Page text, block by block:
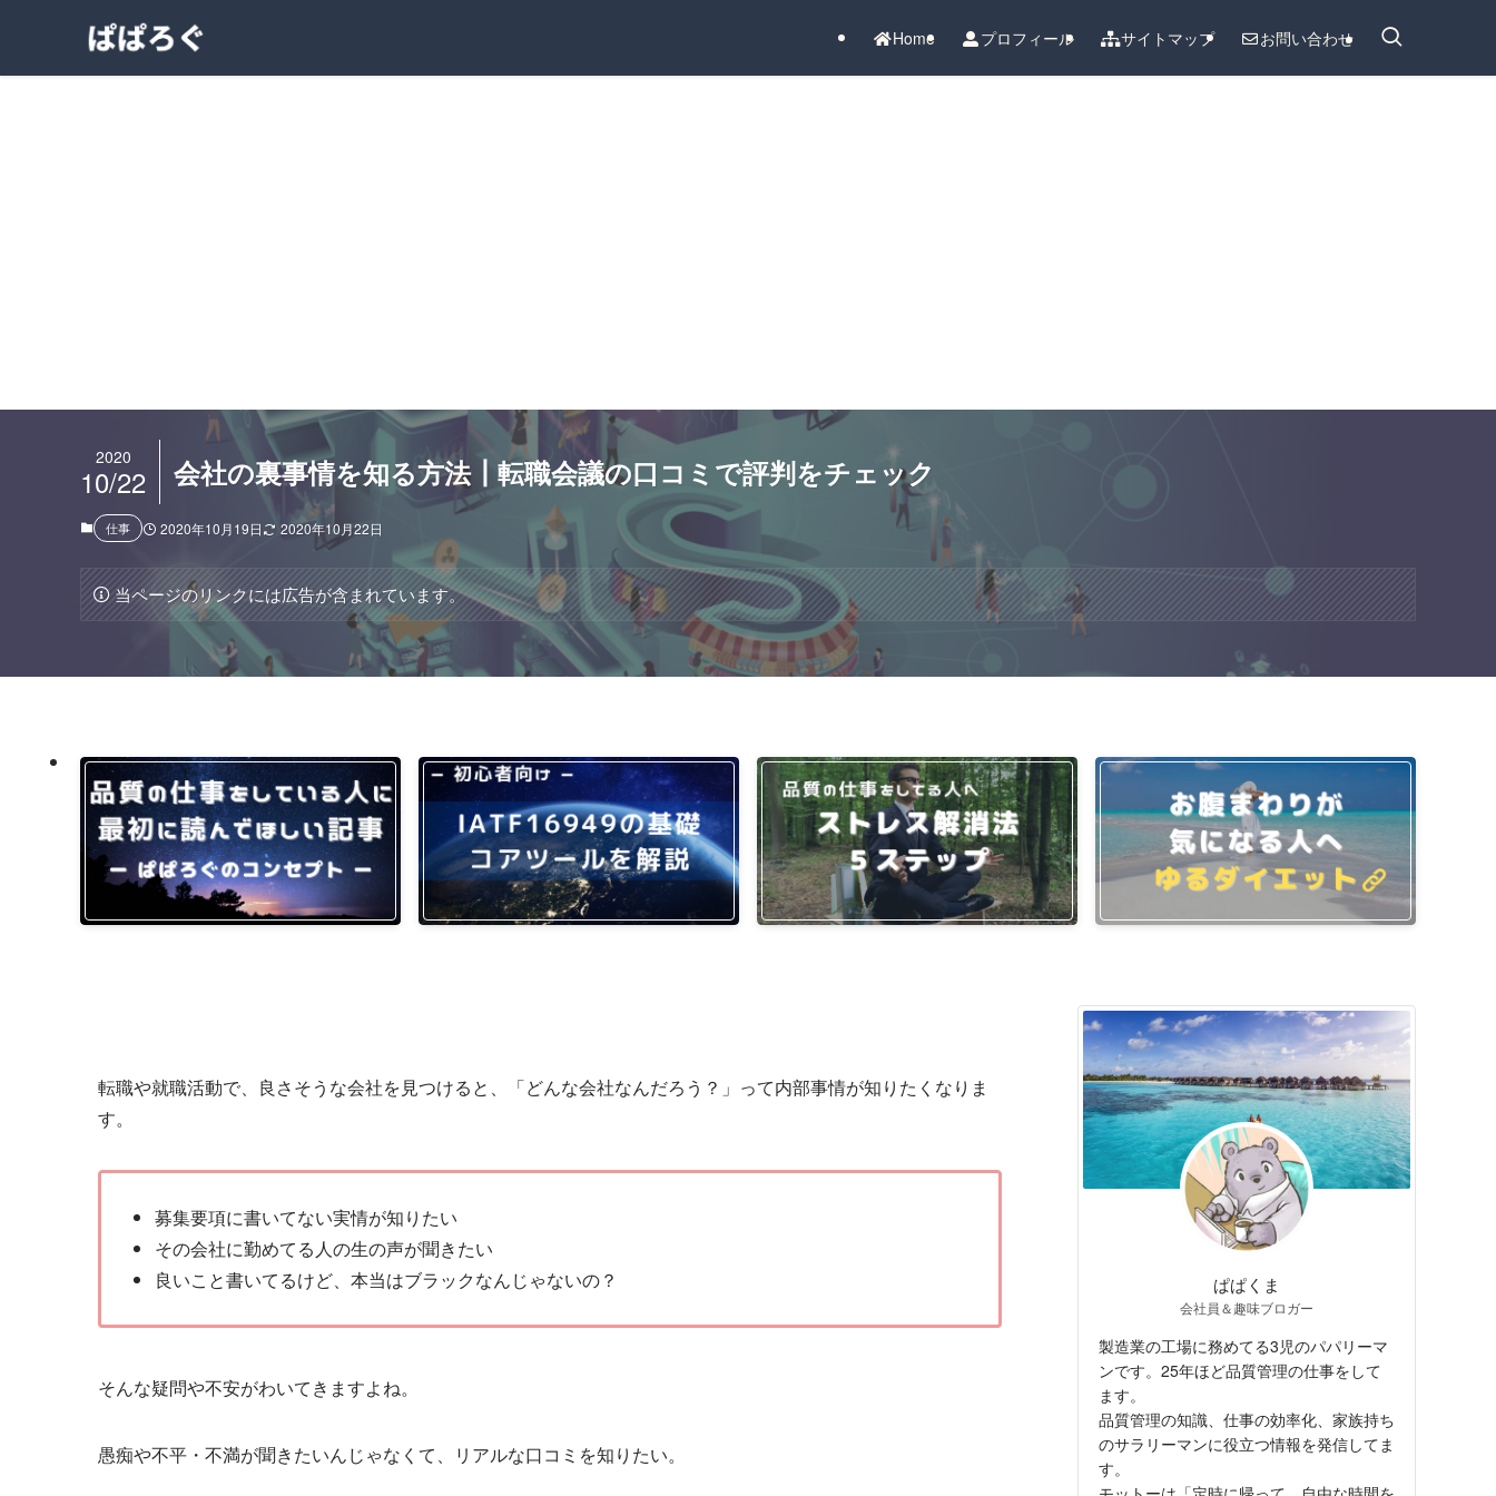
Home プロフィール サイトマップ お問い合わせ
会社の裏事情を知る方法┃転職会議の口コミで評判をチェック
2020
10/22
仕事 2020年10月19日 2020年10月22日
当ページのリンクには広告が含まれています。
転職や就職活動で、良さそうな会社を見つけると、「どんな会社なんだろう？」って内部事情が知りたくなりま
す。
募集要項に書いてない実情が知りたい
その会社に勤めてる人の生の声が聞きたい
良いこと書いてるけど、本当はブラックなんじゃないの？
そんな疑問や不安がわいてきますよね。
愚痴や不平・不満が聞きたいんじゃなくて、リアルな口コミを知りたい。
ぱぱくま
会社員＆趣味ブロガー
製造業の工場に務めてる3児のパパリーマ
ンです。25年ほど品質管理の仕事をして
ます。
品質管理の知識、仕事の効率化、家族持ち
のサラリーマンに役立つ情報を発信してま
す。